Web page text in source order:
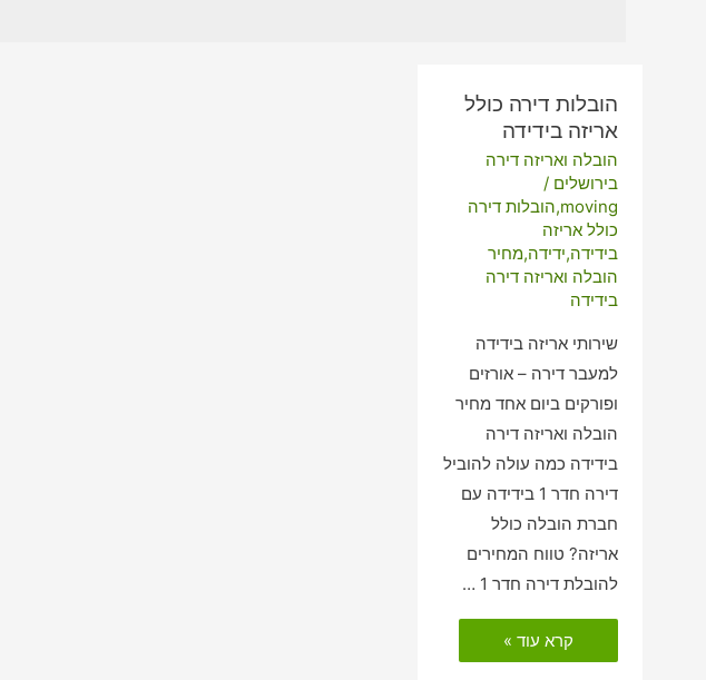
הובלות דירה כולל
אריזה בידידה
הובלה ואריזה דירה
בירושלים /
moving
,הובלות דירה
כולל אריזה
בידידה,ידידה,מחיר
הובלה ואריזה דירה
בידידה
שירותי אריזה בידידה
למעבר דירה – אורזים
ופורקים ביום אחד מחיר
הובלה ואריזה דירה
בידידה כמה עולה להוביל
דירה חדר 1 בידידה עם
חברת הובלה כולל
אריזה? טווח המחירים
להובלת דירה חדר 1 …
הובלות
דירה
כולל
קרא עוד »